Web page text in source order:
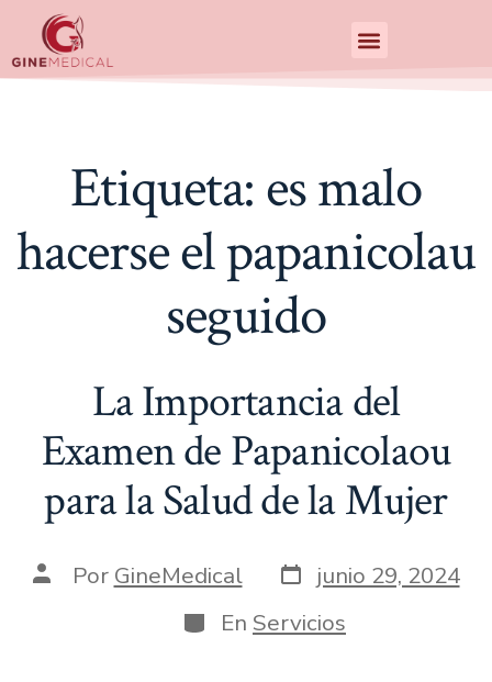
Etiqueta:es malo
hacerse el papanicolau
seguido
La Importancia del
Examen de Papanicolaou
para la Salud de la Mujer
Por GineMedical
junio 29, 2024
En Servicios